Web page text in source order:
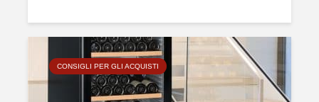
CONSIGLI PER GLI ACQUISTI